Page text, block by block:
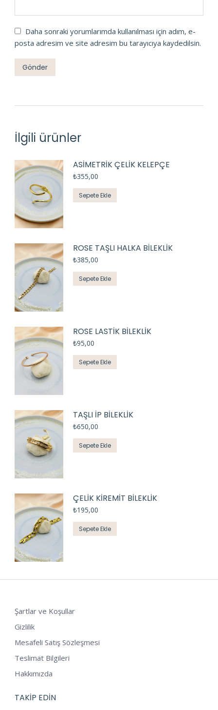
Daha sonraki yorumlarımda kullanılması için adım, e-
posta adresim ve site adresim bu tarayıcıya kaydedilsin.
İlgili ürünler
ASİMETRİK ÇELİK KELEPÇE
₺355,00
Sepete Ekle
ROSE TAŞLI HALKA BİLEKLİK
₺385,00
Sepete Ekle
ROSE LASTİK BİLEKLİK
₺95,00
Sepete Ekle
TAŞLI İP BİLEKLİK
₺650,00
Sepete Ekle
ÇELİK KİREMİT BİLEKLİK
₺195,00
Sepete Ekle
Şartlar ve Koşullar
Gizlilik
Mesafeli Satış Sözleşmesi
Teslimat Bilgileri
Hakkımızda
TAKIP EDIN